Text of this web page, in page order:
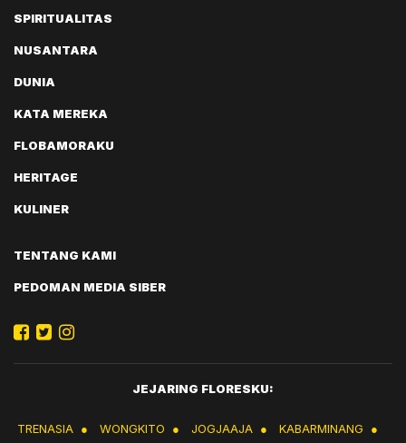
SPIRITUALITAS
NUSANTARA
DUNIA
KATA MEREKA
FLOBAMORAKU
HERITAGE
KULINER
TENTANG KAMI
PEDOMAN MEDIA SIBER
JEJARING FLORESKU:
TRENASIA ● WONGKITO ● JOGJAAJA ● KABARMINANG ●